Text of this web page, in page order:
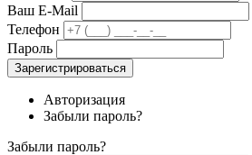
Ваш E-Mail
Телефон
Пароль
Зарегистрироваться
Авторизация
Забыли пароль?
Забыли пароль?